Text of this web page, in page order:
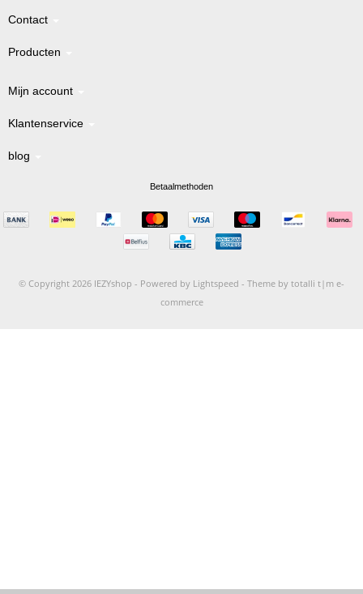
Contact
Producten
Mijn account
Klantenservice
blog
Betaalmethoden
© Copyright 2026 IEZYshop - Powered by Lightspeed - Theme by totalli t|m e-
commerce